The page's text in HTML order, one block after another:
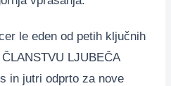
le eden od petih ključnih
LJUBEČA
in jutri odprto za nove